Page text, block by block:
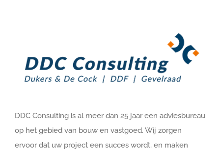
DDC Consulting is al meer dan 25 jaar een adviesbureau
op het gebied van bouw en vastgoed. Wij zorgen
ervoor dat uw project een succes wordt, en maken